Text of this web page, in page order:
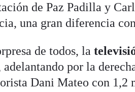
de Paz Padilla y
una gran diferencia
de todos, la
adelantando por la
Dani Mateo con 1,2